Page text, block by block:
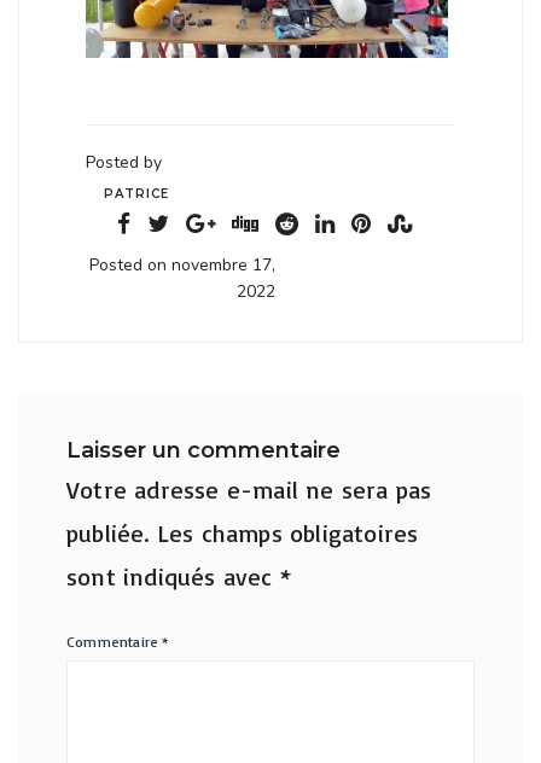
Posted by
PATRICE
Posted on novembre 17,
2022
Laisser un commentaire
Votre adresse e-mail ne sera pas
publiée. Les champs obligatoires
sont indiqués avec *
Commentaire*